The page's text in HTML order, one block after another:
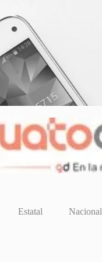
Estatal Nacional